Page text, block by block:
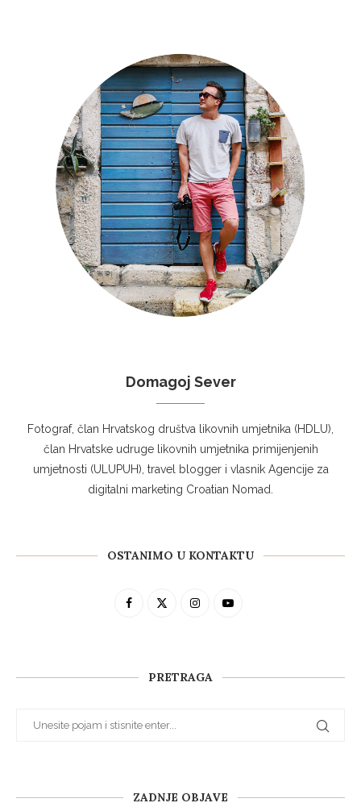
Domagoj Sever
Fotograf, član Hrvatskog društva likovnih umjetnika (HDLU),
član Hrvatske udruge likovnih umjetnika primijenjenih
umjetnosti (ULUPUH), travel blogger i vlasnik Agencije za
digitalni marketing Croatian Nomad.
OSTANIMO U KONTAKTU
PRETRAGA
ZADNJE OBJAVE